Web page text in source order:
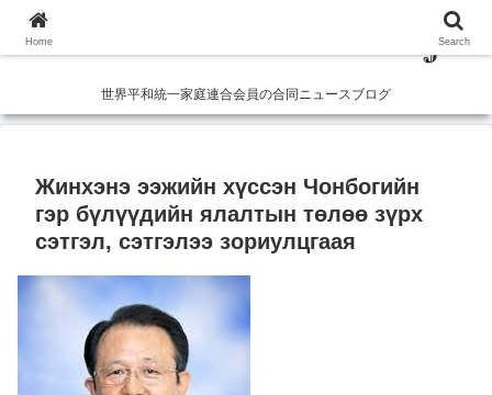
世界平和統一家庭連合会員の合同ニュースブログ
Жинхэнэ ээжийн хүссэн Чонбогийн
гэр бүлүүдийн ялалтын төлөө зүрх
сэтгэл, сэтгэлээ зориулцгаая
Home Search